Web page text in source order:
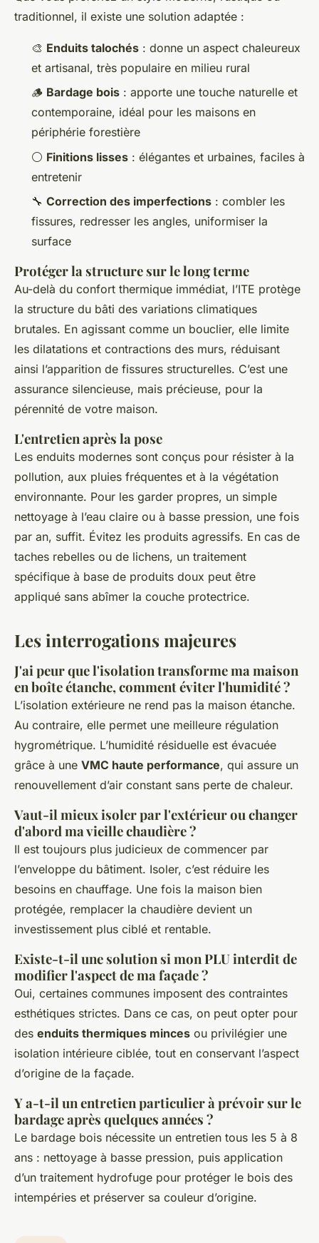
traditionnel, il existe une solution adaptée :
🎨 Enduits talochés : donne un aspect chaleureux
et artisanal, très populaire en milieu rural
🪵 Bardage bois : apporte une touche naturelle et
contemporaine, idéal pour les maisons en
périphérie forestière
⚪ Finitions lisses : élégantes et urbaines, faciles à
entretenir
🔧 Correction des imperfections : combler les
fissures, redresser les angles, uniformiser la
surface
Protéger la structure sur le long terme
Au-delà du confort thermique immédiat, l’ITE protège
la structure du bâti des variations climatiques
brutales. En agissant comme un bouclier, elle limite
les dilatations et contractions des murs, réduisant
ainsi l’apparition de fissures structurelles. C’est une
assurance silencieuse, mais précieuse, pour la
pérennité de votre maison.
L'entretien après la pose
Les enduits modernes sont conçus pour résister à la
pollution, aux pluies fréquentes et à la végétation
environnante. Pour les garder propres, un simple
nettoyage à l’eau claire ou à basse pression, une fois
par an, suffit. Évitez les produits agressifs. En cas de
taches rebelles ou de lichens, un traitement
spécifique à base de produits doux peut être
appliqué sans abîmer la couche protectrice.
Les interrogations majeures
J'ai peur que l'isolation transforme ma maison
en boîte étanche, comment éviter l'humidité ?
L’isolation extérieure ne rend pas la maison étanche.
Au contraire, elle permet une meilleure régulation
hygrométrique. L’humidité résiduelle est évacuée
grâce à une VMC haute performance, qui assure un
renouvellement d’air constant sans perte de chaleur.
Vaut-il mieux isoler par l'extérieur ou changer
d'abord ma vieille chaudière ?
Il est toujours plus judicieux de commencer par
l’enveloppe du bâtiment. Isoler, c’est réduire les
besoins en chauffage. Une fois la maison bien
protégée, remplacer la chaudière devient un
investissement plus ciblé et rentable.
Existe-t-il une solution si mon PLU interdit de
modifier l'aspect de ma façade ?
Oui, certaines communes imposent des contraintes
esthétiques strictes. Dans ce cas, on peut opter pour
des enduits thermiques minces ou privilégier une
isolation intérieure ciblée, tout en conservant l’aspect
d’origine de la façade.
Y a-t-il un entretien particulier à prévoir sur le
bardage après quelques années ?
Le bardage bois nécessite un entretien tous les 5 à 8
ans : nettoyage à basse pression, puis application
d’un traitement hydrofuge pour protéger le bois des
intempéries et préserver sa couleur d’origine.